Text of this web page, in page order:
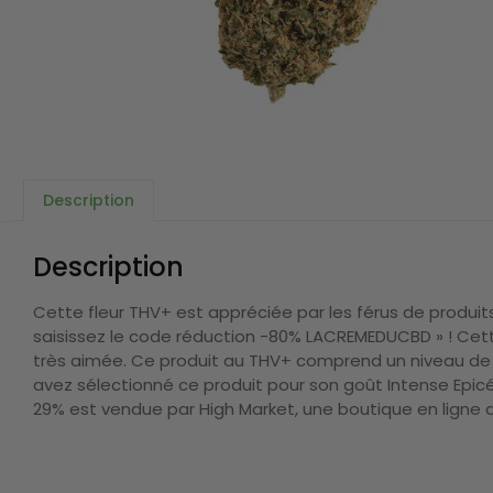
Description
Description
Cette fleur THV+ est appréciée par les férus de
saisissez le code réduction -80% LACREMEDUCBD »
très aimée. Ce produit au THV+ comprend un niveau
avez sélectionné ce produit pour son goût Intense
29% est vendue par High Market, une boutique en ligne